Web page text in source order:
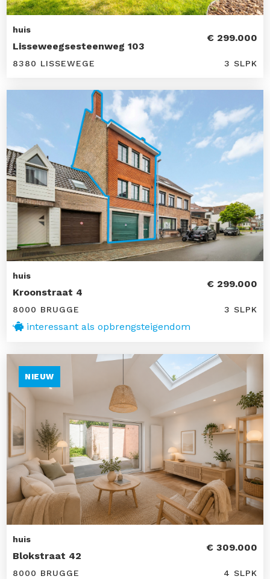
huis
Lisseweegsesteenweg 103
€ 299.000
8380 LISSEWEGE 3 SLPK
huis
Kroonstraat 4
€ 299.000
8000 BRUGGE 3 SLPK
interessant als opbrengsteigendom
NIEUW
huis
Blokstraat 42
€ 309.000
8000 BRUGGE 4 SLPK